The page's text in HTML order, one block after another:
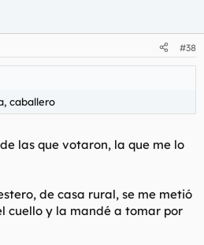
#38
caballero
las que votaron, la que me lo
de casa rural, se me metió
cuello y la mandé a tomar por